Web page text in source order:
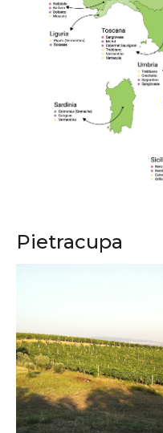
Pietracupa